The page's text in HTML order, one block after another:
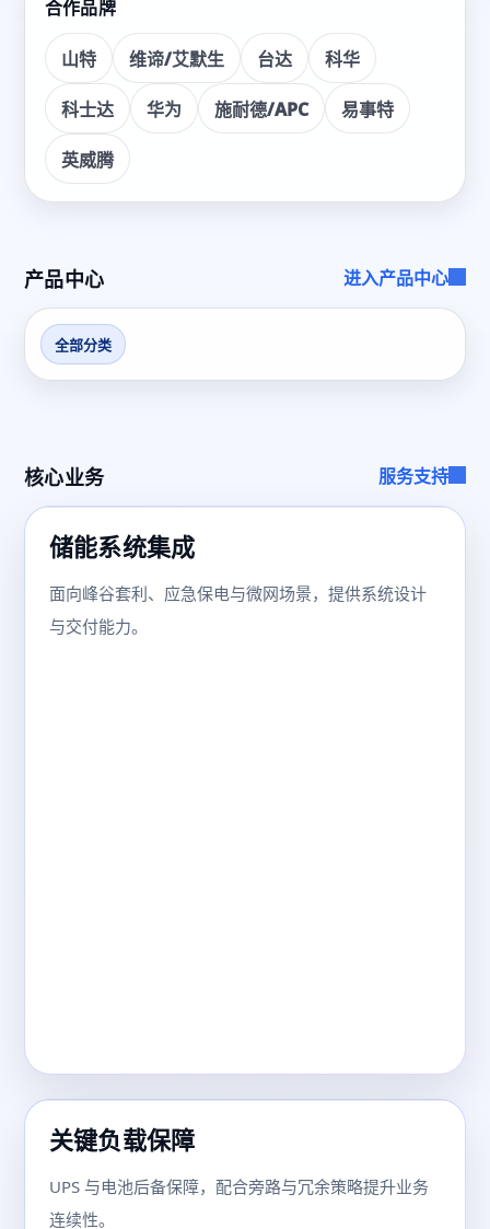
合作品牌
山特 维谛/艾默生 台达 科华
科士达 华为 施耐德/APC 易事特
英威腾
产品中心 进入产品中心
全部分类
核心业务 服务支持
储能系统集成
面向峰谷套利、应急保电与微网场景，提供系统设计
与交付能力。
关键负载保障
UPS 与电池后备保障，配合旁路与冗余策略提升业务
连续性。